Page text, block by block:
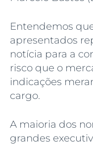
Entendemos
apresentados
notícia para a
risco que o
indicações
cargo.
A maioria dos
grandes